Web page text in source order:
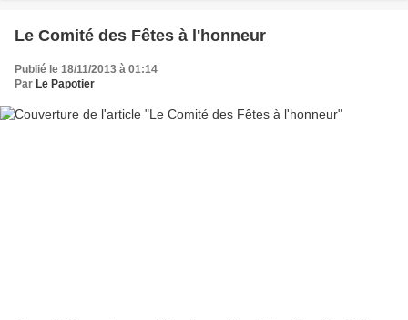
Le Comité des Fêtes à l'honneur
Publié le 18/11/2013 à 01:14
Par Le Papotier